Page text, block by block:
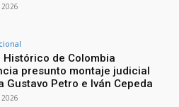
2026
Histórico de Colombia
presunto montaje judicial
Gustavo Petro e Iván Cepeda
2026